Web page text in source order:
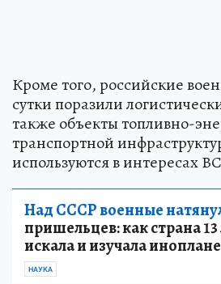
Кроме того, российские
сутки поразили
также объекты топливно-
транспортной
используются в интересах
Над СССР военные
пришельцев: как страна
искала и изучала
НАУКА